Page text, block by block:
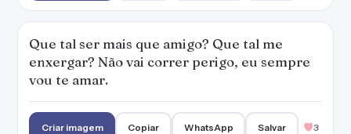
Que tal ser mais que amigo? Que tal me
enxergar? Não vai correr perigo, eu sempre
vou te amar.
Criar imagem Copiar WhatsApp Salvar 3